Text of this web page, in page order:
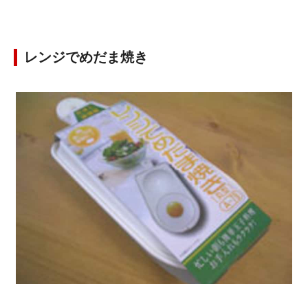
レンジでめだま焼き